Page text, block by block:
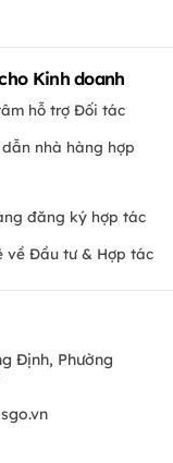
Kinh doanh
hỗ trợ Đối tác
dẫn nhà hàng hợp
đăng ký hợp tác
về Đầu tư & Hợp tác
Định, Phường